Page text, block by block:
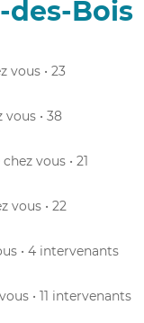
des-Bois
vous • 23
vous • 38
vous • 21
vous • 22
• 4 intervenants
• 11 intervenants